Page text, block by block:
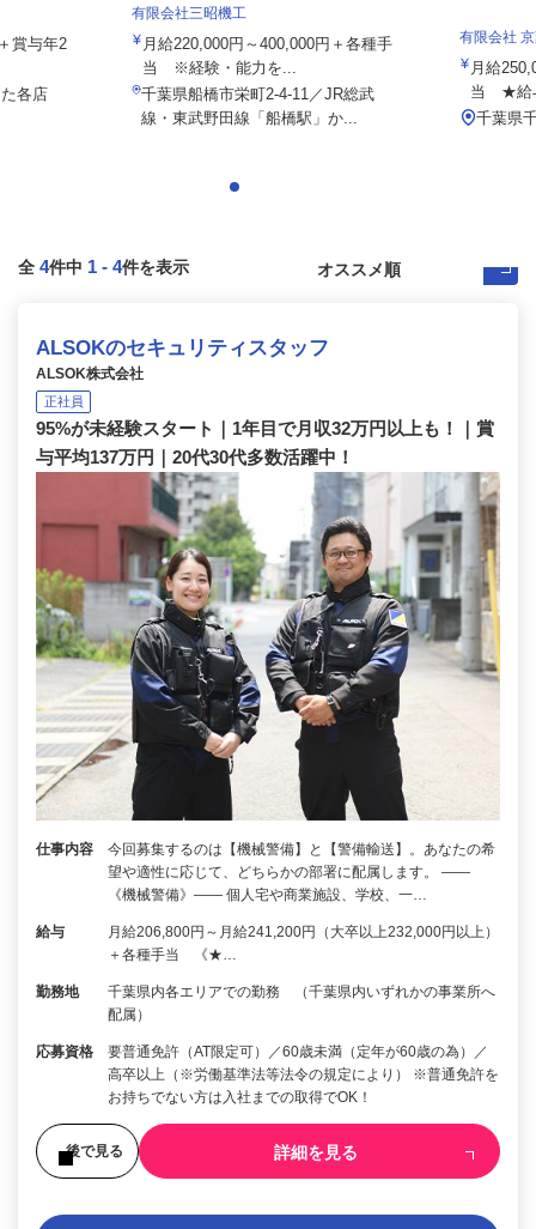
賞与年2
各店
有限会社三昭機工
月給220,000円～400,000円＋各種手
当 ※経験・能力を...
千葉県船橋市栄町2-4-11／JR総武
線・東武野田線「船橋駅」か...
有限会社
月給
当 ★給
千葉県
全 4件中 1 - 4件を表示
ALSOKのセキュリティスタッフ
ALSOK株式会社
正社員
95%が未経験スタート｜1年目で月収32万円以上も！｜賞
与平均137万円｜20代30代多数活躍中！
仕事内容
今回募集するのは【機械警備】と【警備輸送】。あなたの希
望や適性に応じて、どちらかの部署に配属します。 ――
《機械警備》―― 個人宅や商業施設、学校、一…
給与
月給206,800円～月給241,200円（大卒以上232,000円以上）
＋各種手当 《★…
勤務地
千葉県内各エリアでの勤務 （千葉県内いずれかの事業所へ
配属）
応募資格
要普通免許（AT限定可）／60歳未満（定年が60歳の為）／
高卒以上（※労働基準法等法令の規定により） ※普通免許を
お持ちでない方は入社までの取得でOK！
後で見る 詳細を見る